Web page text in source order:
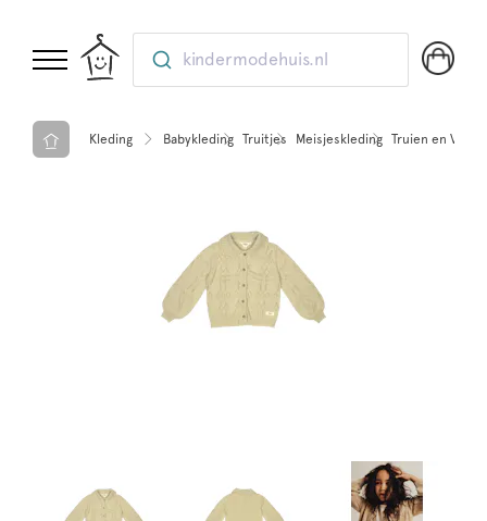
kindermodehuis.nl
Kleding Babykleding Truitjes Meisjeskleding Truien en